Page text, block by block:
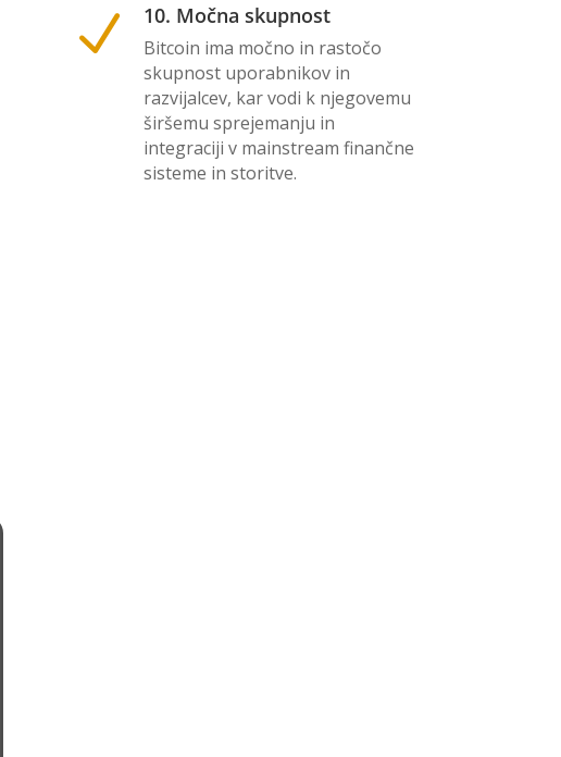
N 10. Močna skupnost
Bitcoin ima močno in rastočo
skupnost uporabnikov in
razvijalcev, kar vodi k njegovemu
širšemu sprejemanju in
integraciji v mainstream finančne
sisteme in storitve.